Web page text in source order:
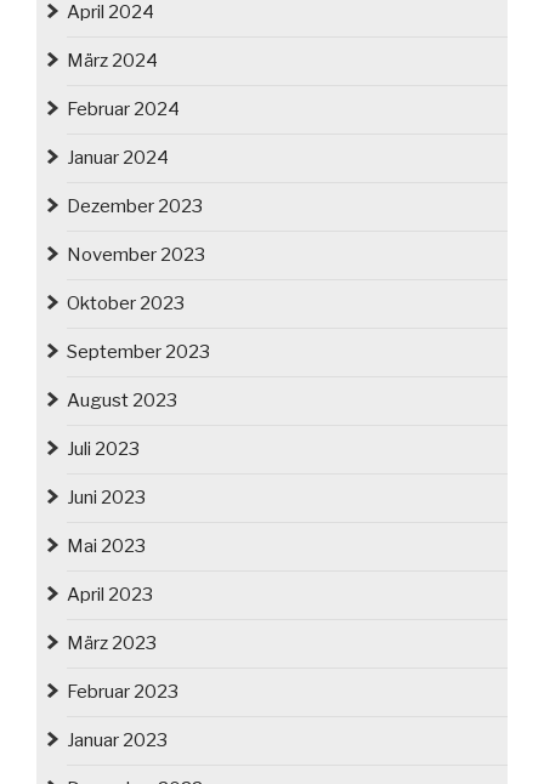
April 2024
März 2024
Februar 2024
Januar 2024
Dezember 2023
November 2023
Oktober 2023
September 2023
August 2023
Juli 2023
Juni 2023
Mai 2023
April 2023
März 2023
Februar 2023
Januar 2023